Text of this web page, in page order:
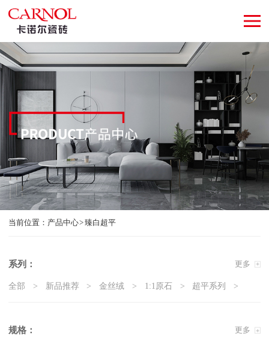
当前位置： 产品中心 臻白超平
系列： 更多
全部 新品推荐 金丝绒 1:1原石 超平系列
精工大理石
规格： 更多